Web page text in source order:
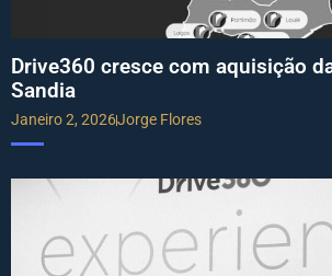
Drive360 cresce com aquisição
Sandia
Janeiro 2, 2026Jorge Flores